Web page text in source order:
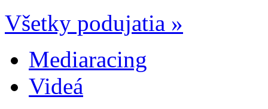
Všetky podujatia »
Mediaracing
Videá